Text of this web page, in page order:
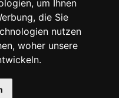
um Ihnen
die Sie
nutzen
woher unsere